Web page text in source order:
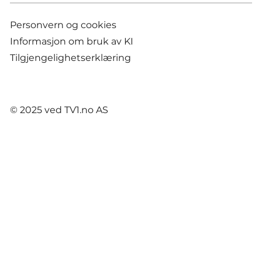
Personvern og cookies
Informasjon om bruk av KI
Tilgjengelighetserklæring
© 2025 ved TV1.no AS